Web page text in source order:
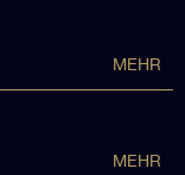
MEHR
MEHR